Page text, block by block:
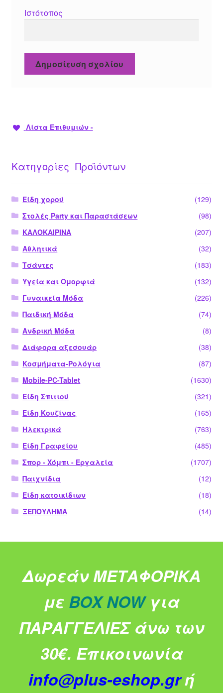
Ιστότοπος
Λίστα Επιθυμιών -
Κατηγορίες Προϊόντων
Είδη χορού
(129)
Στολές Party και Παραστάσεων
(98)
ΚΑΛΟΚΑΙΡΙΝΑ
(207)
Αθλητικά
(32)
Τσάντες
(183)
Υγεία και Ομορφιά
(132)
Γυναικεία Μόδα
(226)
Παιδική Μόδα
(74)
Ανδρική Μόδα
(8)
Διάφορα αξεσουάρ
(38)
Κοσμήματα-Ρολόγια
(87)
Mobile-PC-Tablet
(1630)
Είδη Σπιτιού
(321)
Είδη Κουζίνας
(165)
Ηλεκτρικά
(763)
Είδη Γραφείου
(485)
Σπορ - Χόμπι - Εργαλεία
(1707)
Παιχνίδια
(12)
Είδη κατοικίδιων
(18)
ΞΕΠΟΥΛΗΜΑ
(14)
Δωρεάν ΜΕΤΑΦΟΡΙΚΑ
με BOX NOW για
ΠΑΡΑΓΓΕΛΙΕΣ άνω των
30€. Επικοινωνία
info@plus-eshop.grή